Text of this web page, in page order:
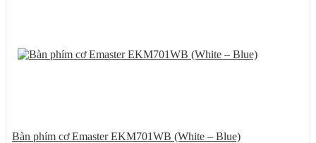
Bàn phím cơ Emaster EKM701WB (White – Blue)